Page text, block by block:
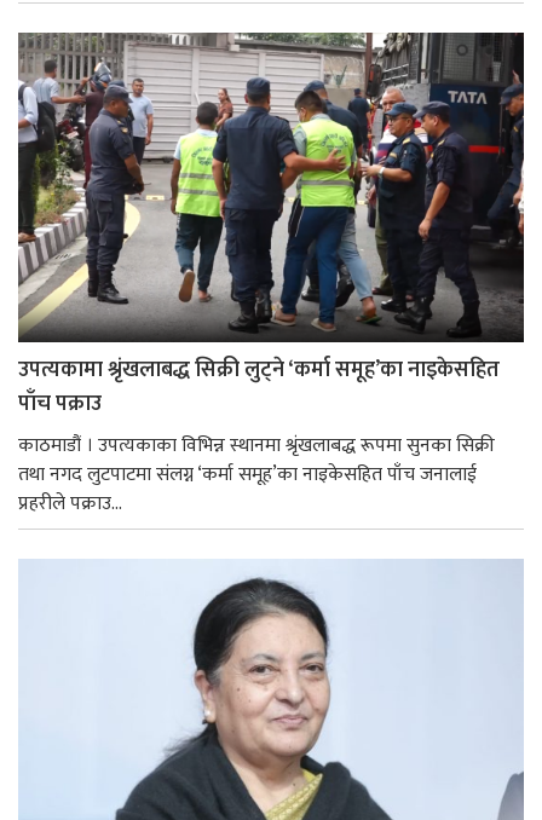
उपत्यकामा श्रृंखलाबद्ध सिक्री लुट्ने ‘कर्मा समूह’का नाइकेसहित
पाँच पक्राउ
काठमाडौं । उपत्यकाका विभिन्न स्थानमा श्रृंखलाबद्ध रूपमा सुनका सिक्री
तथा नगद लुटपाटमा संलग्न ‘कर्मा समूह’का नाइकेसहित पाँच जनालाई
प्रहरीले पक्राउ...